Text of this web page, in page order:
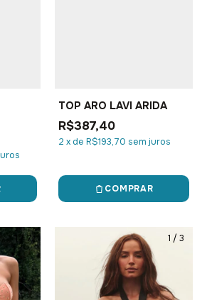
TOP ARO LAVI ARIDA
R$387,40
2 xde R$193,70 sem juros
COMPRAR
1 /7 1 / 3